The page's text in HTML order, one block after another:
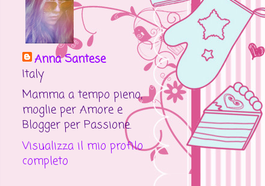
Anna Santese
Italy
Mamma a tempo pieno,
moglie per Amore e
Blogger per Passione.
Visualizza il mio profilo
completo